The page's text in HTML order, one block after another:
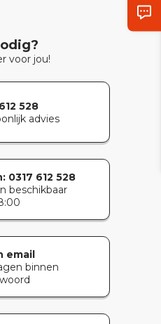
voor jou!
528
advies
0317 612 528
beschikbaar
email
binnen